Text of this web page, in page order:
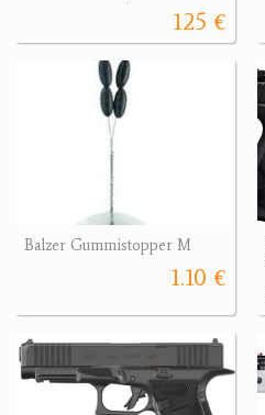
125 €
Balzer Gummistopper M
1.10 €